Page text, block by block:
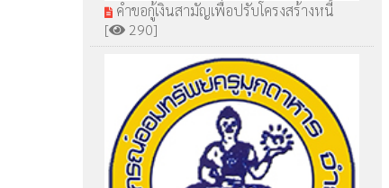
คำขอกู้เงินสามัญเพื่อปรับโครงสร้างหนี้
[
290]